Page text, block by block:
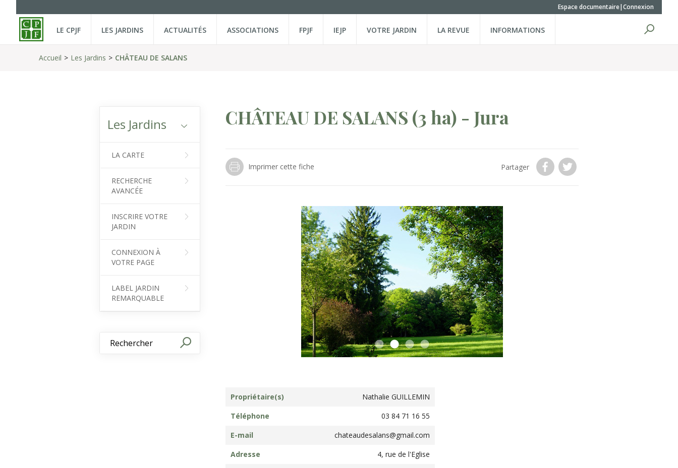
Espace documentaire Connexion
LE CPJF LES JARDINS ACTUALITÉS ASSOCIATIONS FPJF IEJP VOTRE JARDIN LA REVUE INFORMATIONS
Accueil Les Jardins CHÂTEAU DE SALANS
Les Jardins
LA CARTE
RECHERCHE
AVANCÉE
INSCRIRE VOTRE
JARDIN
CONNEXION À
VOTRE PAGE
LABEL JARDIN
REMARQUABLE
CHÂTEAU DE SALANS (3 ha) - Jura
Imprimer cette fiche Partager
Propriétaire(s)
Nathalie GUILLEMIN
Téléphone
03 84 71 16 55
E-mail
chateaudesalans@gmail.com
Adresse
4, rue de l'Eglise